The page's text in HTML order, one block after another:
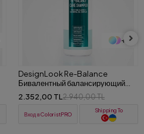
+ 3
Designlook Energy Care
Dökülme Karşıtı ve Güçlendirici
(Şampuan+Serum) Set
3.200,00 TL6.400,00 TL